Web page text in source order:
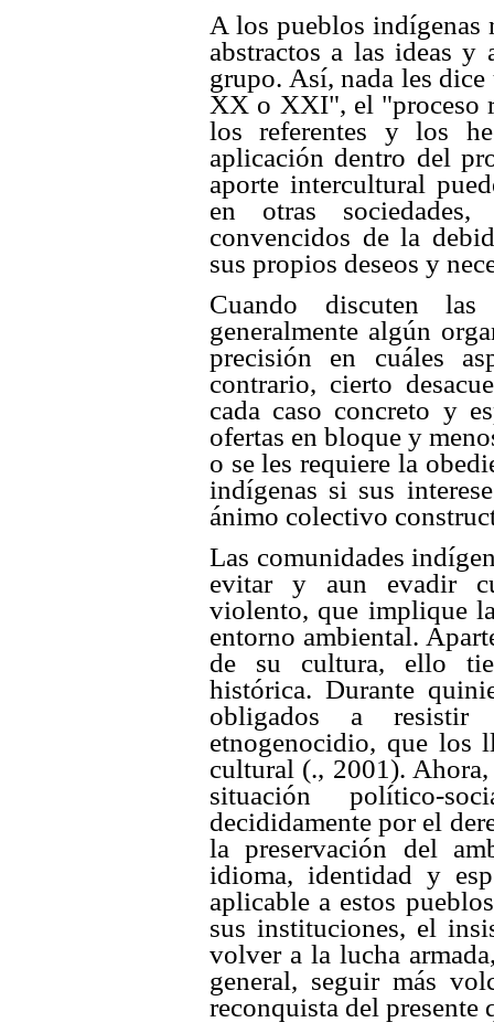
A los pueblos indígenas
abstractos a las ideas
grupo. Así, nada les
XX o XXI", el "proceso
los referentes y los
aplicación dentro del
aporte intercultural
en otras
convencidos de la
sus propios deseos y
Cuando discuten
generalmente algún
precisión en cuáles
contrario, cierto
cada caso concreto y
ofertas en bloque y
o se les requiere la
indígenas si sus
ánimo colectivo
Las comunidades
evitar y aun evadir
violento, que implique
entorno ambiental.
de su cultura, ello
histórica. Durante
obligados a resistir
etnogenocidio, que los
cultural (., 2001).
situación político-
decididamente por el
la preservación del
idioma, identidad y
aplicable a estos
sus instituciones, el
volver a la lucha
general, seguir más
reconquista del presente